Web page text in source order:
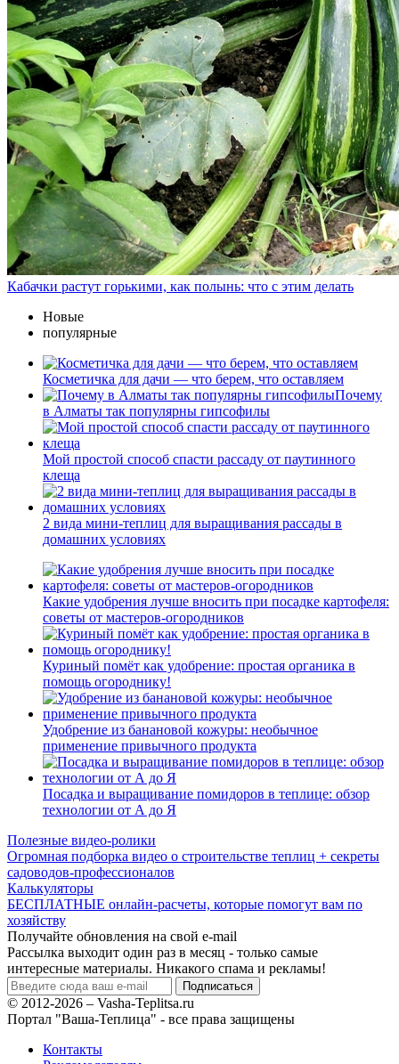
Кабачки растут горькими, как полынь: что с этим делать
Новые
популярные
Косметичка для дачи — что берем, что оставляем
Почему
в Алматы так популярны гипсофилы
Мой простой способ спасти рассаду от паутинного
клеща
2 вида мини-теплиц для выращивания рассады в
домашних условиях
Какие удобрения лучше вносить при посадке картофеля:
советы от мастеров-огородников
Куриный помёт как удобрение: простая органика в
помощь огороднику!
Удобрение из банановой кожуры: необычное
применение привычного продукта
Посадка и выращивание помидоров в теплице: обзор
технологии от А до Я
Полезные видео-ролики
Огромная подборка видео о строительстве теплиц + секреты
садоводов-профессионалов
Калькуляторы
БЕСПЛАТНЫЕ онлайн-расчеты, которые помогут вам по
хозяйству
Получайте обновления на свой e-mail
Рассылка выходит один раз в месяц - только самые
интересные материалы. Никакого спама и рекламы!
© 2012-2026 – Vasha-Teplitsa.ru
Портал "Ваша-Теплица" - все права защищены
Контакты